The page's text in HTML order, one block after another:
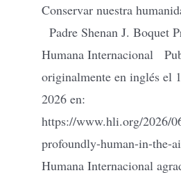
Conservar nuestra
Padre Shenan J. Boquet
Humana Internacional
originalmente en inglés el
2026 en:
https://www.hli.org/2026/
profoundly-human-in-
Humana Internacional